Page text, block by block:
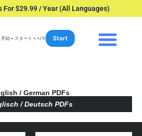
For $29.99 / Year (All Languages)
开始 • スタート • 시작 Start
/ German PDFs
/ Deutsch PDFs